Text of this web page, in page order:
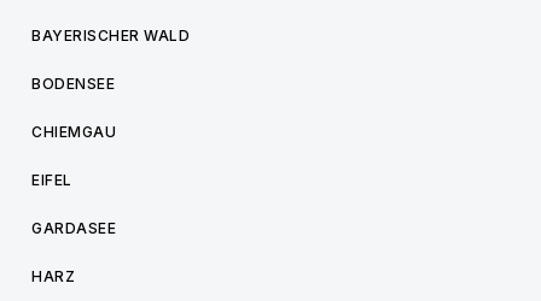
BAYERISCHER WALD
BODENSEE
CHIEMGAU
EIFEL
GARDASEE
HARZ